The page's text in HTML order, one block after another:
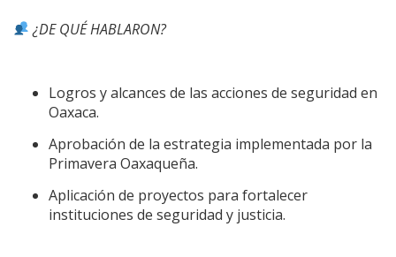
¿DE QUÉ HABLARON?
Logros y alcances de las acciones de seguridad en
Oaxaca.
Aprobación de la estrategia implementada por la
Primavera Oaxaqueña.
Aplicación de proyectos para fortalecer
instituciones de seguridad y justicia.